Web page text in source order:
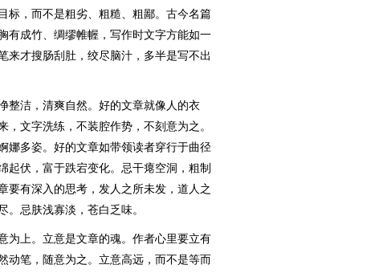
，而不是粗劣、粗糙、粗鄙。古今名篇
有成竹、绸缪帷幄，写作时文字方能如一
来才搜肠刮肚，绞尽脑汁，多半是写不出
洁，清爽自然。好的文章就像人的衣
文字洗练，不装腔作势，不刻意为之。
娜多姿。好的文章如带领读者穿行于曲径
起伏，富于跌宕变化。忌干瘪空洞，粗制
要有深入的思考，发人之所未发，道人之
。忌肤浅寡淡，苍白乏味。
上。立意是文章的魂。作者心里要立有
动笔，随意为之。立意高远，而不是等而